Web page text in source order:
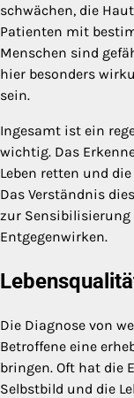
schwächen, die
Patienten mit
Menschen sind
hier besonders
sein.
Ingesamt ist ein
wichtig. Das
Leben retten und
Das Verständnis
zur
Entgegenwirken.
Die Diagnose von
Betroffene eine
bringen. Oft hat die
Selbstbild und die